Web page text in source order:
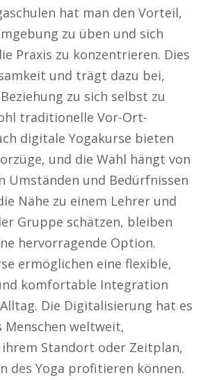
hat man den Vorteil,
zu üben und sich
Praxis zu konzentrieren. Dies
und trägt dazu bei,
zu sich selbst zu
traditionelle Vor-Ort-
digitale Yogakurse bieten
und die Wahl hängt von
Umständen und Bedürfnissen
Nähe zu einem Lehrer und
Gruppe schätzen, bleiben
hervorragende Option.
ermöglichen eine flexible,
komfortable Integration
Die Digitalisierung hat es
Menschen weltweit,
Standort oder Zeitplan,
des Yoga profitieren können.